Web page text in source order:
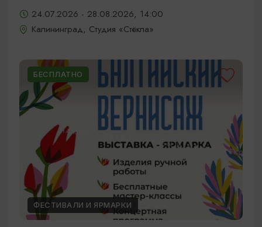
24.07.2026 - 28.08.2026, 14:00
Калининград, Студия «Стёкла»
БЕСПЛАТНО
ФЕСТИВАЛИ И ЯРМАРКИ